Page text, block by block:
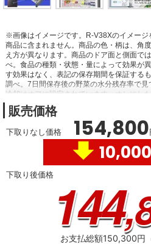
※画像はイメージです。R-V38Xのイメージ
商品に含まれません。商品の色・柄は、角
え方が異なります。商品のドア面と側面で
べ。食品の種類・状態・量によって効果が
す効果はなく、表記の保存期間を保証する
調べ。7日間保存後の野菜の水分残存率で見
冷却はオフに設定されています。オンにし
力量が増加します。温かい食品を保存する
（約50℃）まで冷ましてから入れてください
ご使用ください。ミネラルウォーターを使
とがありますが、これはミネラル分が氷に
※5 冷蔵庫を用いての各種臭
よる。発生し続けているニオイなどは除去
［節電］モードでは冷却力が弱くなります
るなど、冷えが弱いと感じられる場合があり
販売価格
下取りなし価格 154,800
10,000
下取り後価格 144
お支払総額150,300円